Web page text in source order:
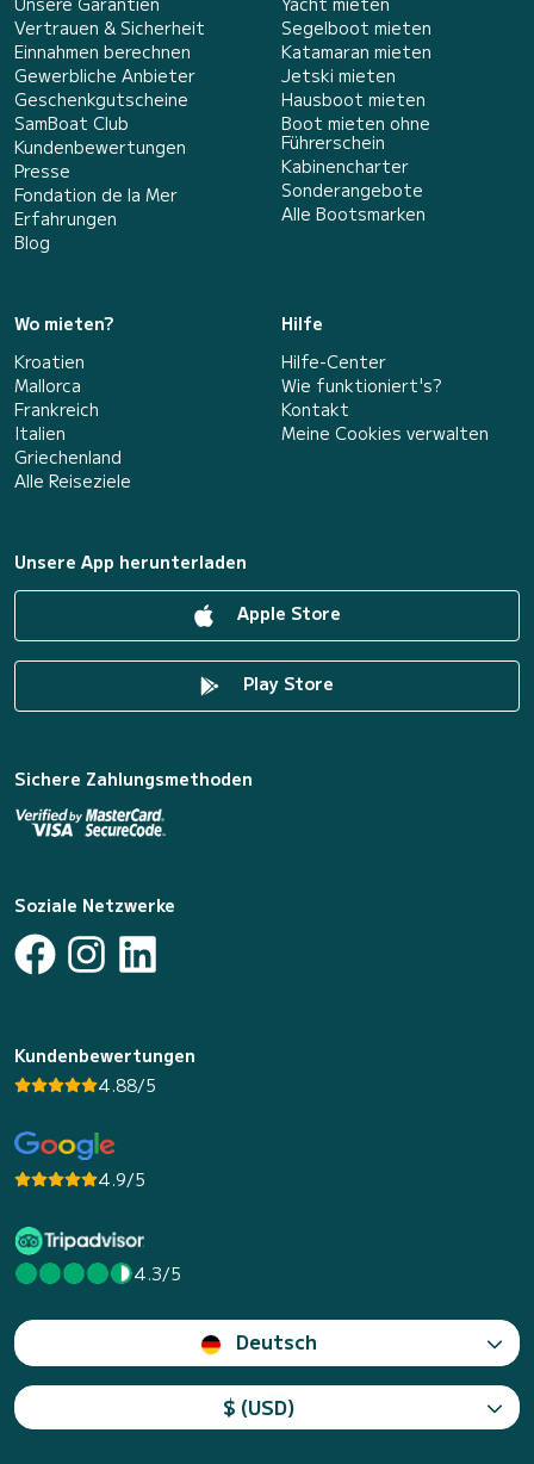
Vertrauen & Sicherheit
Einnahmen berechnen
Gewerbliche Anbieter
Geschenkgutscheine
SamBoat Club
Kundenbewertungen
Presse
Fondation de la Mer
Erfahrungen
Blog
Segelboot mieten
Katamaran mieten
Jetski mieten
Hausboot mieten
Boot mieten ohne
Führerschein
Kabinencharter
Sonderangebote
Alle Bootsmarken
Wo mieten?
Kroatien
Mallorca
Frankreich
Italien
Griechenland
Alle Reiseziele
Hilfe
Hilfe-Center
Wie funktioniert's?
Kontakt
Meine Cookies verwalten
Unsere App herunterladen
Apple Store
Play Store
Sichere Zahlungsmethoden
Soziale Netzwerke
Kundenbewertungen
4.88/5
4.9/5
4.3/5
Deutsch
$ (USD)